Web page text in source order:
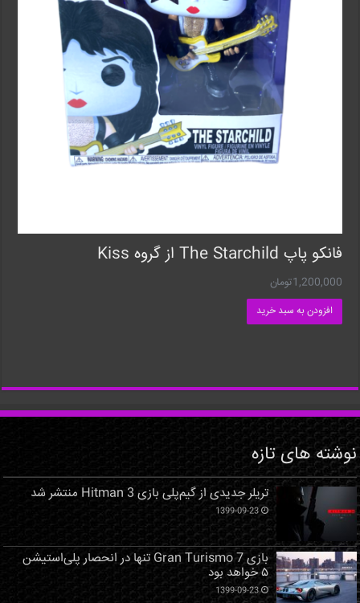
فانکو پاپ The Starchild از گروه Kiss
1,200,000تومان
افزودن به سبد خرید
نوشته های تازه
تریلر جدیدی از گیم‌پلی بازی Hitman 3 منتشر شد
1399-09-23
بازی Gran Turismo 7 تنها در انحصار پلی‌استیشن
۵ خواهد بود
1399-09-23